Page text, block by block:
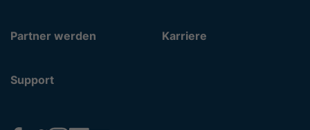
Partner werden Karriere
Support